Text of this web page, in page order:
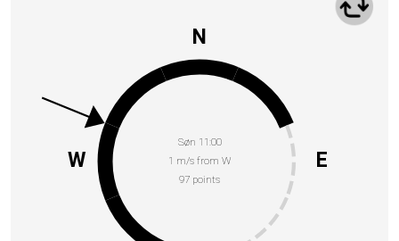
Søn 11:00
1 m/s from W
97 points
N
E
W